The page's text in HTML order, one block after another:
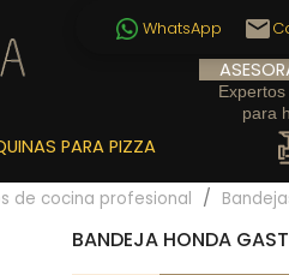
WhatsApp email
para
PARA PIZZA
de cocina profesional
BANDEJA HONDA